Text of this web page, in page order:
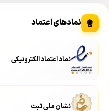
نمادهای اعتماد
نماد اعتماد الکترونیکی
نشان ملی ثبت